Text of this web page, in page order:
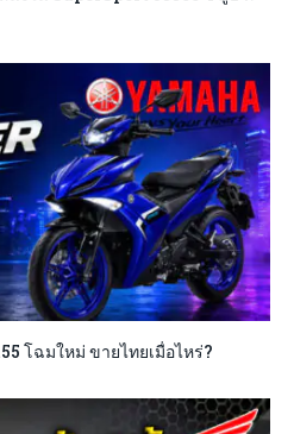
โฉมใหม่ ขายไทยเมื่อไหร่?